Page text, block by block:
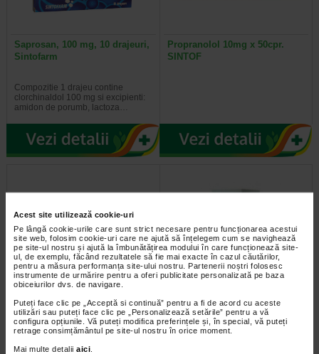
Acest site utilizează cookie-uri
Pe lângă cookie-urile care sunt strict necesare pentru funcționarea acestui
site web, folosim cookie-uri care ne ajută să înțelegem cum se navighează
pe site-ul nostru și ajută la îmbunătățirea modului în care funcționează site-
ul, de exemplu, făcând rezultatele să fie mai exacte în cazul căutărilor,
pentru a măsura performanța site-ului nostru. Partenerii noștri folosesc
instrumente de urmărire pentru a oferi publicitate personalizată pe baza
obiceiurilor dvs. de navigare.
Puteți face clic pe „Acceptă si continuă” pentru a fi de acord cu aceste
utilizări sau puteți face clic pe „Personalizează setările” pentru a vă
configura opțiunile. Vă puteți modifica preferințele și, în special, vă puteți
retrage consimțământul pe site-ul nostru în orice moment.
Mai multe detalii aici
Saprosan, 100 mg, 10 drajeuri,
Sintofarm
Compozitie 1 drajeu contine
clorchinaldol 100 mg si excipienti:
amidon de porumb, lactoza…
Propranolol 10mg x 50cpr.
SINTOF
Uscosin, 6 supozitoare,
Compozitie Un supozitor contine
bromura de N-butilscopolamoniu
10 mg si excipienti: parafina…
Cloramina T-Sin 500mg x
Cloramina T este un dezinfectant
cu spectru larg de actiune asupra